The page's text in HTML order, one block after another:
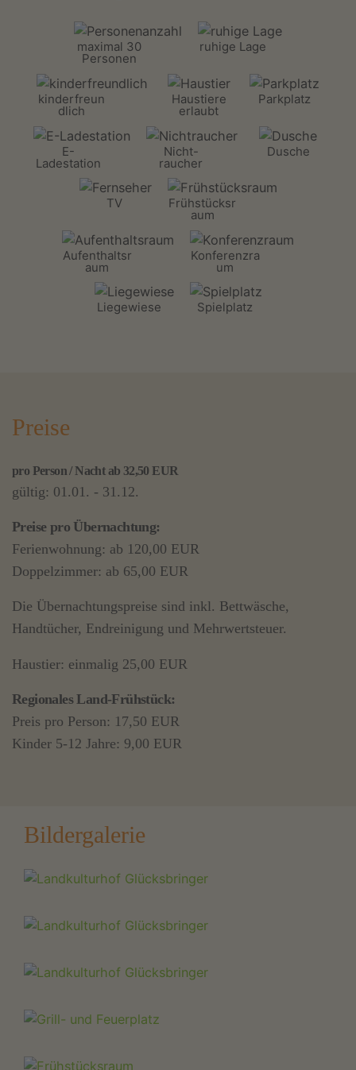
maximal 30
Personen
ruhige Lage
kinderfreun
dlich
Haustiere
erlaubt
Parkplatz
E-
Ladestation
Nicht-
raucher
Dusche
TV Frühstücksr
aum
Aufenthaltsr
aum
Konferenzra
um
Liegewiese Spielplatz
Preise
pro Person / Nacht ab 32,50 EUR
gültig: 01.01. - 31.12.
Preise pro Übernachtung:
Ferienwohnung: ab 120,00 EUR
Doppelzimmer: ab 65,00 EUR
Die Übernachtungspreise sind inkl. Bettwäsche,
Handtücher, Endreinigung und Mehrwertsteuer.
Haustier: einmalig 25,00 EUR
Regionales Land-Frühstück:
Preis pro Person: 17,50 EUR
Kinder 5-12 Jahre: 9,00 EUR
Bildergalerie